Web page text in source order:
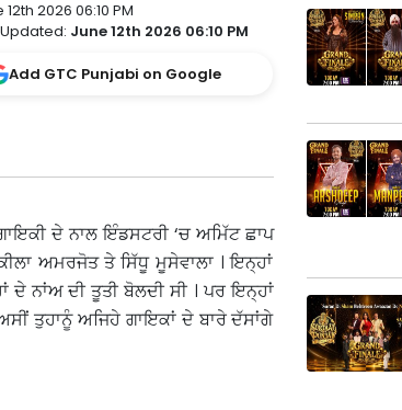
12th 2026 06:10 PM
June 12th 2026 06:10 PM
Add GTC Punjabi on Google
ਦੇ ਨਾਲ ਇੰਡਸਟਰੀ ‘ਚ ਅਮਿੱਟ ਛਾਪ
ਅਮਰਜੋਤ ਤੇ ਸਿੱਧੂ ਮੂਸੇਵਾਲਾ । ਇਨ੍ਹਾਂ
ਨਾਂਅ ਦੀ ਤੂਤੀ ਬੋਲਦੀ ਸੀ । ਪਰ ਇਨ੍ਹਾਂ
ਤੁਹਾਨੂੰ ਅਜਿਹੇ ਗਾਇਕਾਂ ਦੇ ਬਾਰੇ ਦੱਸਾਂਗੇ